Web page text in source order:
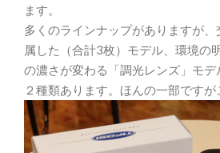
ます。
多くのラインナップがありますが
属した（合計3枚）モデル、環境の
の濃さが変わる「調光レンズ」モデ
２種類あります。ほんの一部ですが